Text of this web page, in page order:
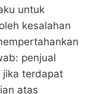
untuk
kesalahan
penjual
jika terdapat
atas